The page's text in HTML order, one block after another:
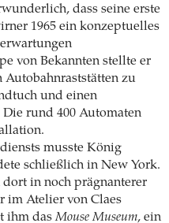
dass seine erste
1965 ein konzeptuelles
von Bekannten stellte er
Autobahnraststätten zu
und einen
rund 400 Automaten
musste König
schließlich in New York.
dort in noch prägnanterer
im Atelier von Claes
ihm dasMouse Museum, ein